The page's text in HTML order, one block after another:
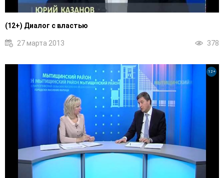
(12+) Диалог с властью
27 марта 2013 378
12+